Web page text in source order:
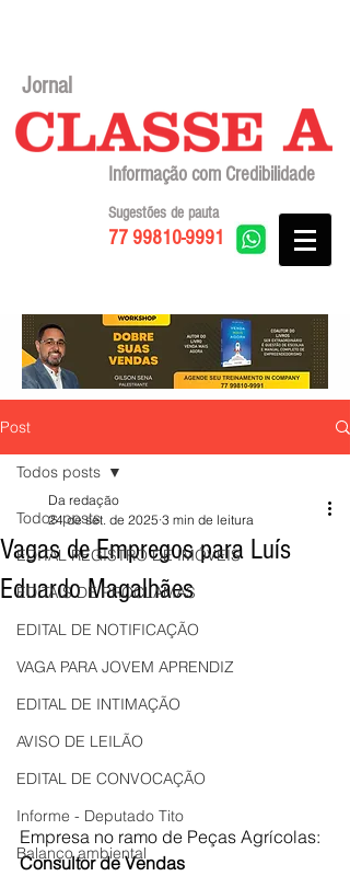
Jornal
Informação com Credibilidade
77 99810-9991
Sugestões de pauta
Post
Todos posts
EDITAL REGISTRO DE IMÓVEIS
EDITAIS DE PROCLAMAS
EDITAL DE NOTIFICAÇÃO
VAGA PARA JOVEM APRENDIZ
EDITAL DE INTIMAÇÃO
AVISO DE LEILÃO
EDITAL DE CONVOCAÇÃO
Informe - Deputado Tito
Balanço ambiental
Todos posts
Vagas de Empregos para Luís
Eduardo Magalhães
Da redação
24 de set. de 2025 3 min de leitura
Empresa no ramo de Peças Agrícolas:
Consultor de Vendas